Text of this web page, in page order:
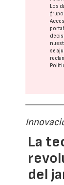
Los
grupo
se
La
del